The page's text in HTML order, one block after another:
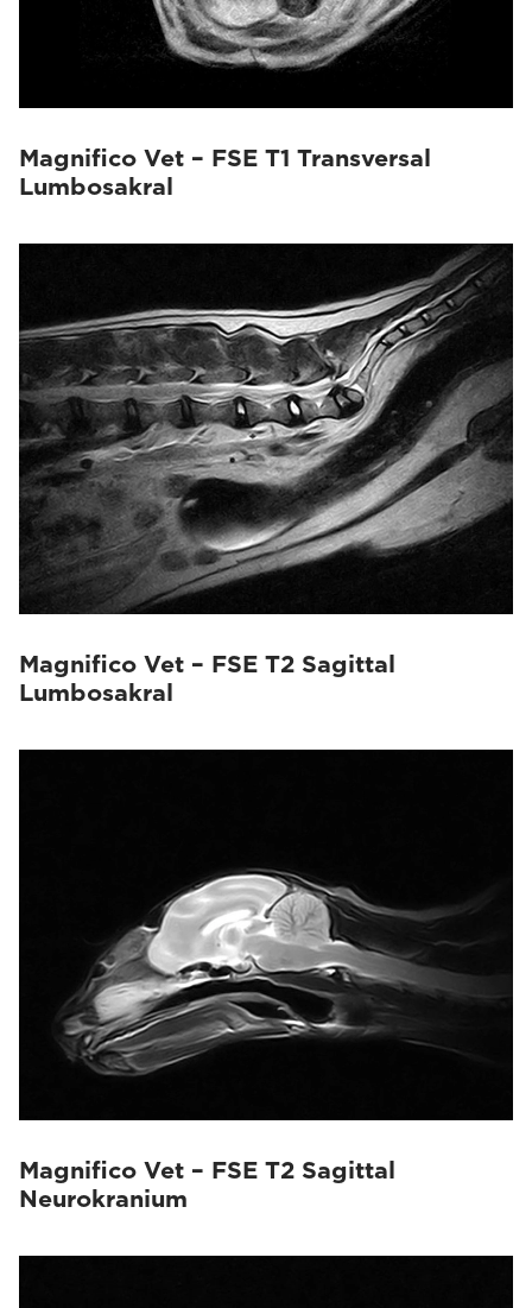
Magnifico Vet – FSE T1 Transversal
Lumbosakral
Magnifico Vet – FSE T2 Sagittal
Lumbosakral
Magnifico Vet – FSE T2 Sagittal
Neurokranium